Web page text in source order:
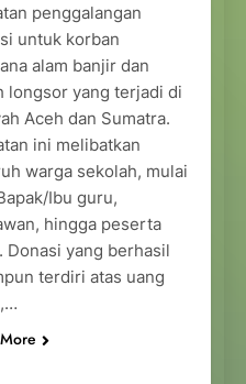
penggalangan
untuk korban
alam banjir dan
longsor yang terjadi di
Aceh dan Sumatra.
ini melibatkan
warga sekolah, mulai
Ibu guru,
hingga peserta
Donasi yang berhasil
terdiri atas uang